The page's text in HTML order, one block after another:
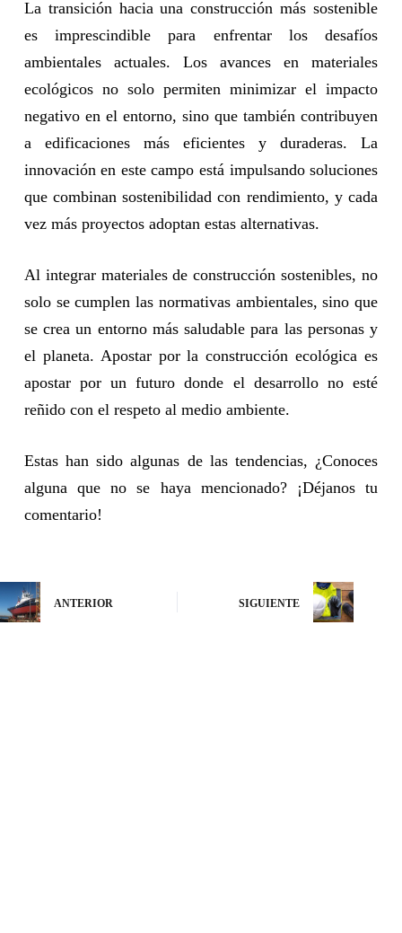
La transición hacia una construcción más sostenible
es imprescindible para enfrentar los desafíos
ambientales actuales. Los avances en materiales
ecológicos no solo permiten minimizar el impacto
negativo en el entorno, sino que también contribuyen
a edificaciones más eficientes y duraderas. La
innovación en este campo está impulsando soluciones
que combinan sostenibilidad con rendimiento, y cada
vez más proyectos adoptan estas alternativas.
Al integrar materiales de construcción sostenibles, no
solo se cumplen las normativas ambientales, sino que
se crea un entorno más saludable para las personas y
el planeta. Apostar por la construcción ecológica es
apostar por un futuro donde el desarrollo no esté
reñido con el respeto al medio ambiente.
Estas han sido algunas de las tendencias, ¿Conoces
alguna que no se haya mencionado? ¡Déjanos tu
comentario!
ANTERIOR SIGUIENTE